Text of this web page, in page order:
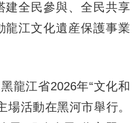
建全民參與、全民共享
龍江文化遺産保護事業
龍江省2026年“文化和
場活動在黑河市舉行。